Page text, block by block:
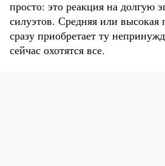
просто: это реакция на долгую
силуэтов. Средняя или высокая
сразу приобретает ту
сейчас охотятся все.